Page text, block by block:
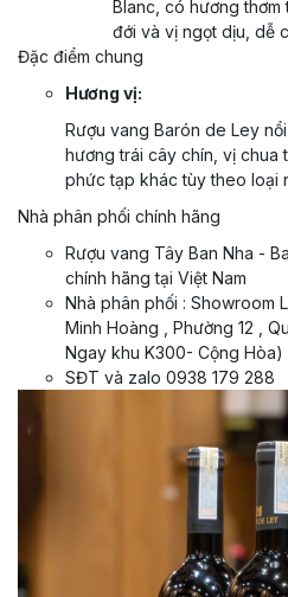
Blanc, có hương thơm
đới và vị ngọt dịu, dễ
Đặc điểm chung
Hương vị:
Rượu vang Barón de Ley
hương trái cây chín, vị chua
phức tạp khác tùy theo loại
Nhà phân phối chính hãng
Rượu vang Tây Ban Nha -
chính hãng tại Việt Nam
Nhà phân phối : Showroom
Minh Hoàng , Phường 12 ,
Ngay khu K300- Cộng Hòa)
SĐT và zalo 0938 179 288